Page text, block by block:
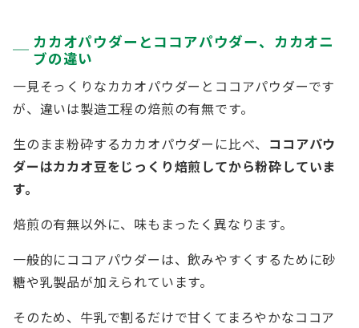
カカオパウダーとココアパウダー、カカオニ
ブの違い
一見そっくりなカカオパウダーとココアパウダーです
が、違いは製造工程の焙煎の有無です。
生のまま粉砕するカカオパウダーに比べ、 ココアパウ
ダーはカカオ豆をじっくり焙煎してから粉砕していま
す。
焙煎の有無以外に、味もまったく異なります。
一般的にココアパウダーは、飲みやすくするために砂
糖や乳製品が加えられています。
そのため、牛乳で割るだけで甘くてまろやかなココア